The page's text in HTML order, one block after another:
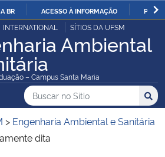
IR
PARA
O
CONTEÚDO
BR ACESSO À INFORMAÇÃO
Pública
INTERNATIONAL SÍTIOS DA UFSM
Ambiental
– Campus Santa Maria
do Sítio
Busca
Buscar no no Sítio
Busca:
> Engenharia Ambiental e Sanitária
dita